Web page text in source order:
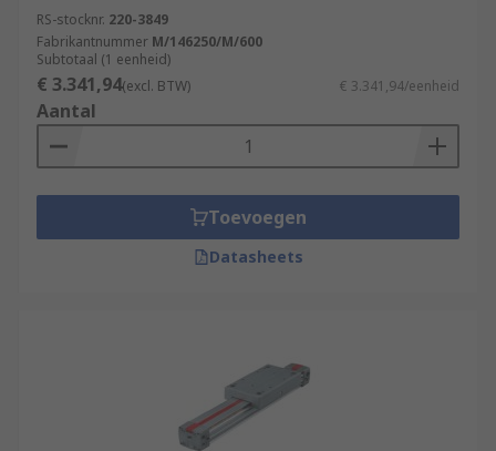
RS-stocknr. 220-3849
Fabrikantnummer M/146250/M/600
Subtotaal (1 eenheid)
€ 3.341,94(excl. BTW) € 3.341,94/eenheid
Aantal
Toevoegen
Datasheets